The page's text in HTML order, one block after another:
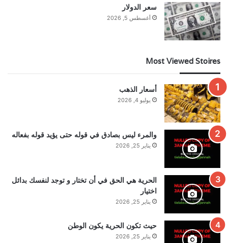
سعر الدولار
أغسطس 5, 2026
Most Viewed Stoires
أسعار الذهب
يوليو 4, 2026
والمرء ليس بصادق في قوله حتى يؤيد قوله بفعاله
يناير 25, 2026
الحرية هي الحق في أن تختار و توجد لنفسك بدائل
اختيار
يناير 25, 2026
حيث تكون الحرية يكون الوطن
يناير 25, 2026